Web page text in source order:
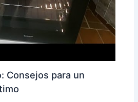
Consejos para un